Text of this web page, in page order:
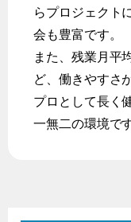
らプロジェクト
会も豊富です。
また、残業月平
ど、働きやすさ
プロとして長く
一無二の環境です